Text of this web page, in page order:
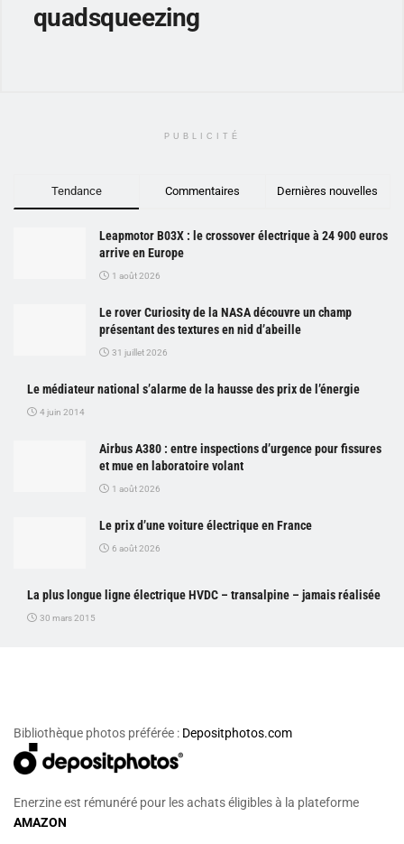
quadsqueezing
PUBLICITÉ
Tendance Commentaires Dernières nouvelles
Leapmotor B03X : le crossover électrique à 24 900 euros
arrive en Europe
1 août 2026
Le rover Curiosity de la NASA découvre un champ
présentant des textures en nid d’abeille
31 juillet 2026
Le médiateur national s’alarme de la hausse des prix de l’énergie
4 juin 2014
Airbus A380 : entre inspections d’urgence pour fissures
et mue en laboratoire volant
1 août 2026
Le prix d’une voiture électrique en France
6 août 2026
La plus longue ligne électrique HVDC – transalpine – jamais réalisée
30 mars 2015
Bibliothèque photos préférée : Depositphotos.com
Enerzine est rémunéré pour les achats éligibles à la plateforme
AMAZON